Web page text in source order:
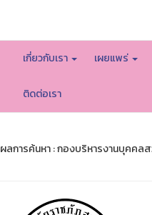
เกี่ยวกับเรา เผยแพร่
ติดต่อเรา
ผลการค้นหา : กองบริหารงานบุคคล